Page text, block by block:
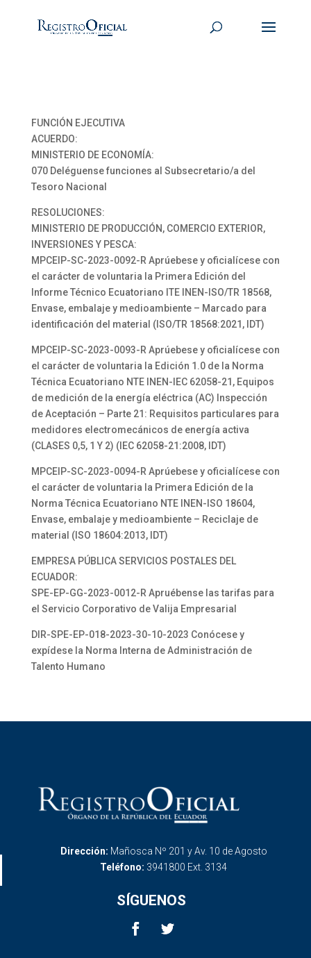
FUNCIÓN EJECUTIVA
ACUERDO:
MINISTERIO DE ECONOMÍA:
070 Deléguense funciones al Subsecretario/a del
Tesoro Nacional
RESOLUCIONES:
MINISTERIO DE PRODUCCIÓN, COMERCIO EXTERIOR,
INVERSIONES Y PESCA:
MPCEIP-SC-2023-0092-R Aprúebese y oficialícese con
el carácter de voluntaria la Primera Edición del
Informe Técnico Ecuatoriano ITE INEN-ISO/TR 18568,
Envase, embalaje y medioambiente – Marcado para
identificación del material (ISO/TR 18568:2021, IDT)
MPCEIP-SC-2023-0093-R Aprúebese y oficialícese con
el carácter de voluntaria la Edición 1.0 de la Norma
Técnica Ecuatoriano NTE INEN-IEC 62058-21, Equipos
de medición de la energía eléctrica (AC) Inspección
de Aceptación – Parte 21: Requisitos particulares para
medidores electromecánicos de energía activa
(CLASES 0,5, 1 Y 2) (IEC 62058-21:2008, IDT)
MPCEIP-SC-2023-0094-R Aprúebese y oficialícese con
el carácter de voluntaria la Primera Edición de la
Norma Técnica Ecuatoriano NTE INEN-ISO 18604,
Envase, embalaje y medioambiente – Reciclaje de
material (ISO 18604:2013, IDT)
EMPRESA PÚBLICA SERVICIOS POSTALES DEL
ECUADOR:
SPE-EP-GG-2023-0012-R Apruébense las tarifas para
el Servicio Corporativo de Valija Empresarial
DIR-SPE-EP-018-2023-30-10-2023 Conócese y
expídese la Norma Interna de Administración de
Talento Humano
Dirección: Mañosca Nº 201 y Av. 10 de Agosto
Teléfono: 3941800 Ext. 3134
SÍGUENOS